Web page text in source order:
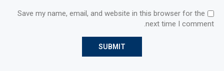
Save my name, email, and website in this browser for the
next time I comment.